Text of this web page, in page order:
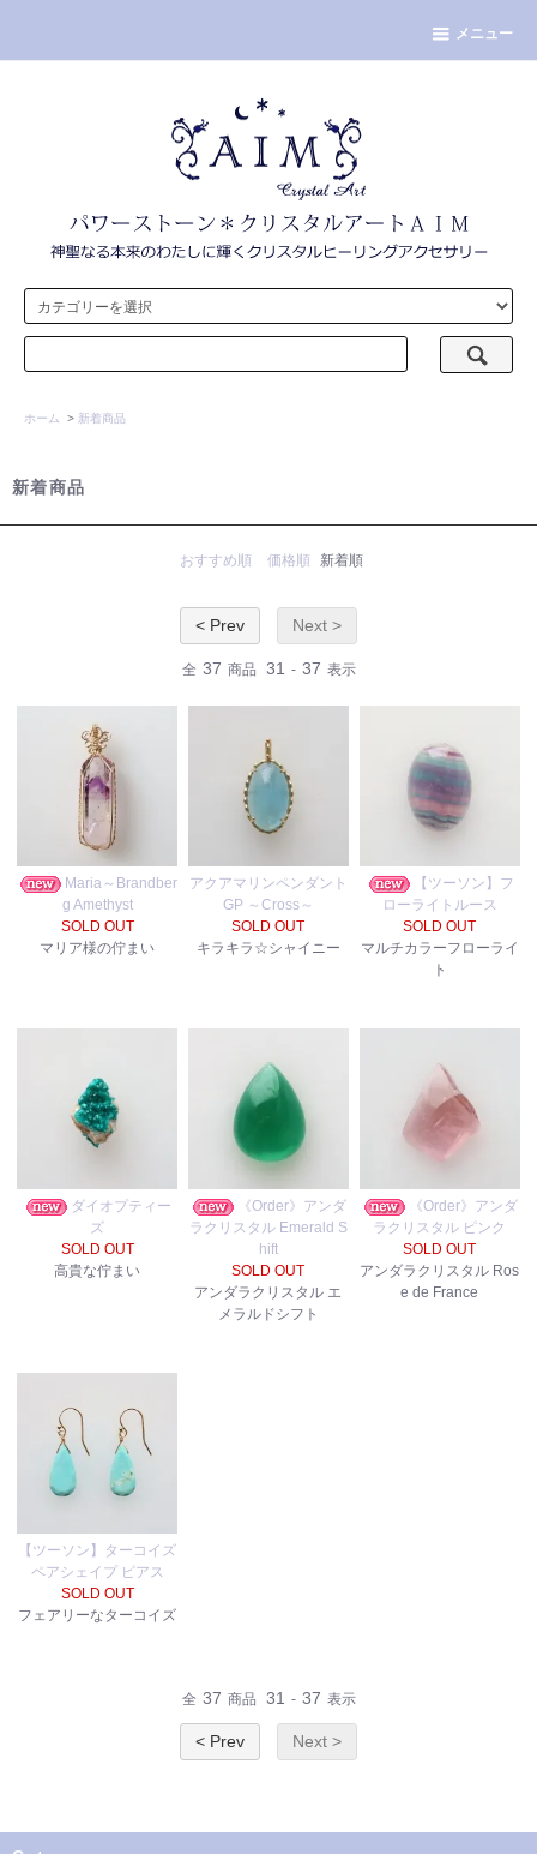
メニュー
ホーム > 新着商品
新着商品
おすすめ順 価格順 新着順
< Prev Next >
全 37 商品 31 - 37 表示
Maria～Brandber
g Amethyst
SOLD OUT
マリア様の佇まい
アクアマリンペンダント
GP ～Cross～
SOLD OUT
キラキラ☆シャイニー
【ツーソン】フ
ローライトルース
SOLD OUT
マルチカラーフローライ
ト
ダイオプティー
ズ
SOLD OUT
高貴な佇まい
《Order》アンダ
ラクリスタル Emerald S
hift
SOLD OUT
アンダラクリスタル エ
メラルドシフト
《Order》アンダ
ラクリスタル ピンク
SOLD OUT
アンダラクリスタル Ros
e de France
【ツーソン】ターコイズ
ペアシェイプ ピアス
SOLD OUT
フェアリーなターコイズ
全 37 商品 31 - 37 表示
< Prev Next >